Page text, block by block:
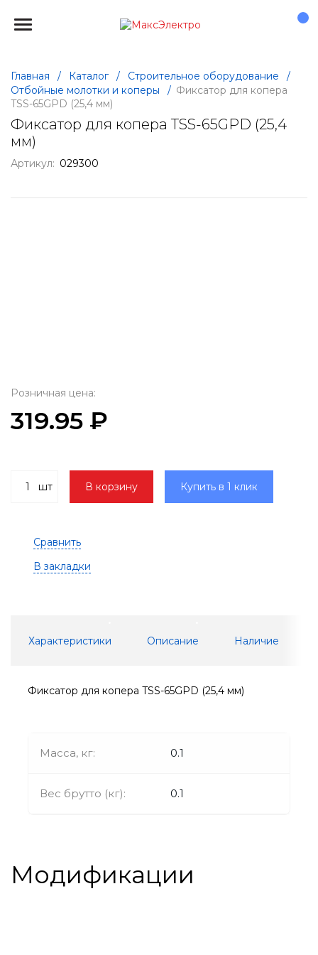
Главная / Каталог / Строительное оборудование
/
Отбойные молотки и коперы
/ Фиксатор для копера
TSS-65GPD (25,4 мм)
Фиксатор для копера TSS-65GPD (25,4
мм)
Артикул: 029300
Розничная цена:
319.95 ₽
шт В корзину Купить в 1 клик
Сравнить
В закладки
Характеристики Описание Наличие
Фиксатор для копера TSS-65GPD (25,4 мм)
Масса, кг: 0.1
Вес брутто (кг): 0.1
Модификации